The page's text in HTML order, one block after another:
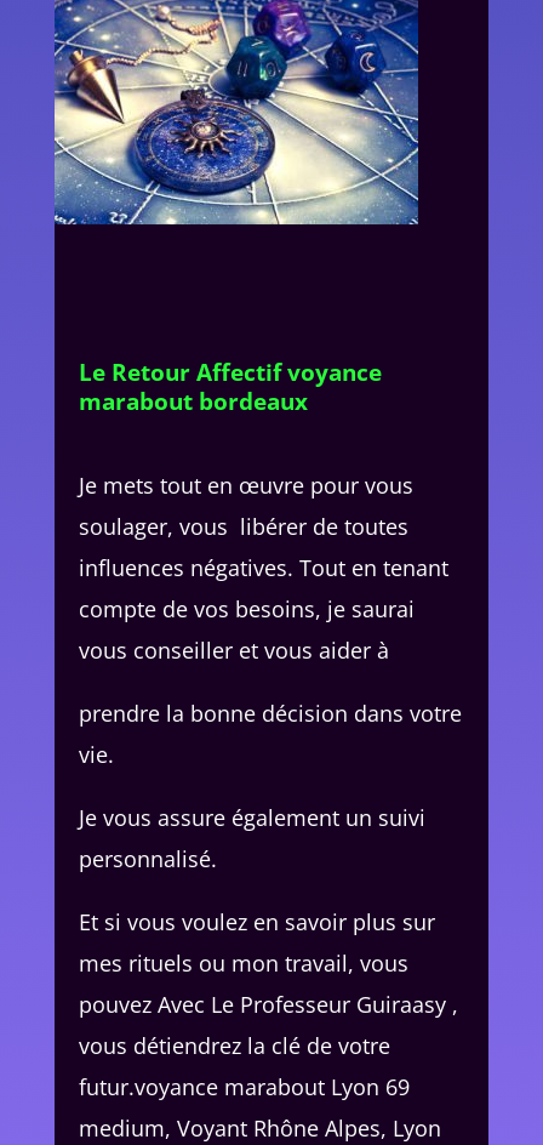
Le Retour Affectif voyance
marabout bordeaux
Je mets tout en œuvre pour vous
soulager, vous libérer de toutes
influences négatives. Tout en tenant
compte de vos besoins, je saurai
vous conseiller et vous aider à
prendre la bonne décision dans votre
vie.
Je vous assure également un suivi
personnalisé.
Et si vous voulez en savoir plus sur
mes rituels ou mon travail, vous
pouvez Avec Le Professeur Guiraasy ,
vous détiendrez la clé de votre
futur.voyance marabout Lyon 69
medium, Voyant Rhône Alpes, Lyon